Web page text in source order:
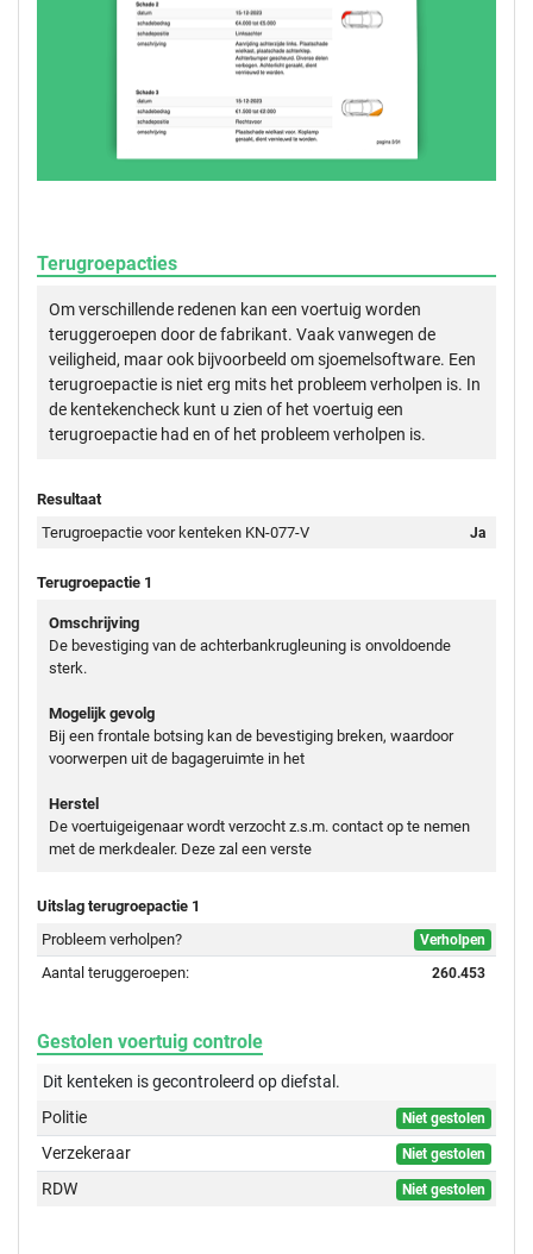
Terugroepacties
Om verschillende redenen kan een voertuig worden
teruggeroepen door de fabrikant. Vaak vanwegen de
veiligheid, maar ook bijvoorbeeld om sjoemelsoftware. Een
terugroepactie is niet erg mits het probleem verholpen is. In
de kentekencheck kunt u zien of het voertuig een
terugroepactie had en of het probleem verholpen is.
Resultaat
Terugroepactie voor kenteken KN-077-V
Ja
Terugroepactie 1
Omschrijving
De bevestiging van de achterbankrugleuning is onvoldoende
sterk.
Mogelijk gevolg
Bij een frontale botsing kan de bevestiging breken, waardoor
voorwerpen uit de bagageruimte in het
Herstel
De voertuigeigenaar wordt verzocht z.s.m. contact op te nemen
met de merkdealer. Deze zal een verste
Uitslag terugroepactie 1
Probleem verholpen?
Verholpen
Aantal teruggeroepen: 260.453
Gestolen voertuig controle
Dit kenteken is gecontroleerd opdiefstal.
Politie
Niet gestolen
Verzekeraar Niet gestolen
RDW Niet gestolen